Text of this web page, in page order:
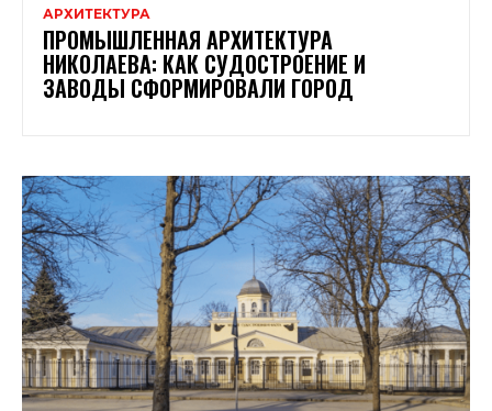
АРХИТЕКТУРА
ПРОМЫШЛЕННАЯ АРХИТЕКТУРА
НИКОЛАЕВА: КАК СУДОСТРОЕНИЕ И
ЗАВОДЫ СФОРМИРОВАЛИ ГОРОД